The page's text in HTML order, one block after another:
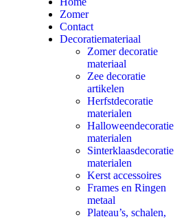
Zomer
Contact
Decoratiemateriaal
Zomer decoratie
materiaal
Zee decoratie
artikelen
Herfstdecoratie
materialen
Halloweendecoratie
materialen
Sinterklaasdecoratie
materialen
Kerst accessoires
Frames en Ringen
metaal
Plateau’s, schalen,